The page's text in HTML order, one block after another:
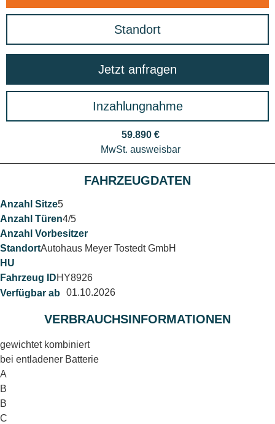
Standort
59.890 €
MwSt. ausweisbar
Jetzt anfragen
Inzahlungnahme
FAHRZEUGDATEN
5
4/5
Autohaus Meyer Tostedt GmbH
HY8926
01.10.2026
VERBRAUCHSINFORMATIONEN
gewichtet kombiniert
bei entladener Batterie
A
B
B
C